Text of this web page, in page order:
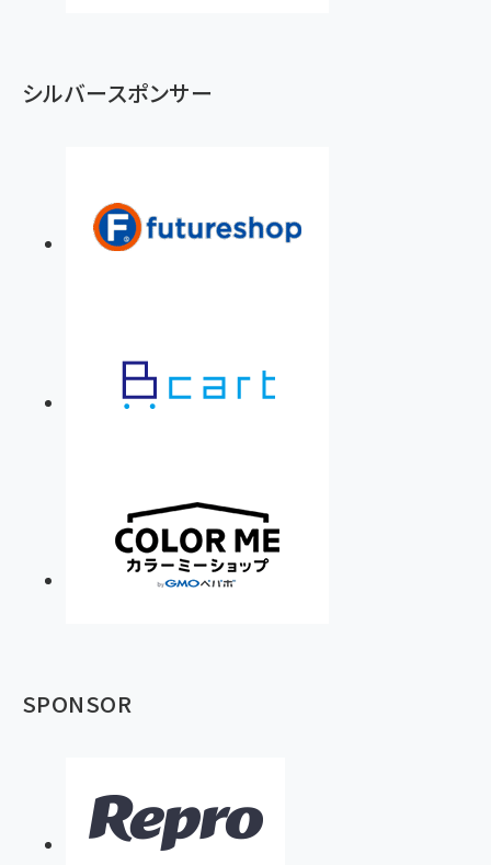
シルバースポンサー
SPONSOR